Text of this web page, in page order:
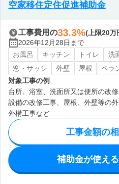
空家移住定住促進補助金
工事費用の33.3%(上限20万
2026年12月28日まで
お風呂
キッチン トイレ 洗
窓・サッシ
外壁 屋根 ベラ
対象工事の例
台所、浴室、洗面所又は便所の改
設備の改修工事、屋根、外壁等の
外構工事など
工事金額の
補助金が使え